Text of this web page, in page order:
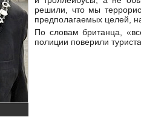
решили, что мы
предполагаемых целей,
По словам британца,
полиции поверили